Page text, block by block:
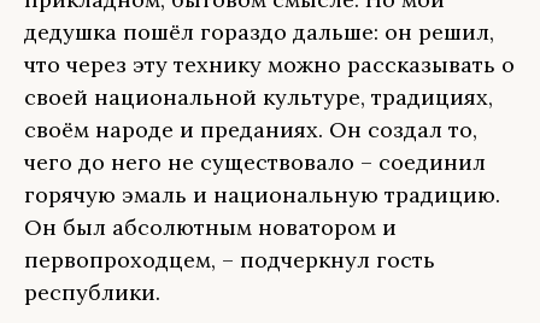
дедушка пошёл гораздо дальше: он решил,
что через эту технику можно рассказывать о
своей национальной культуре, традициях,
своём народе и преданиях. Он создал то,
чего до него не существовало – соединил
горячую эмаль и национальную традицию.
Он был абсолютным новатором и
первопроходцем, – подчеркнул гость
республики.